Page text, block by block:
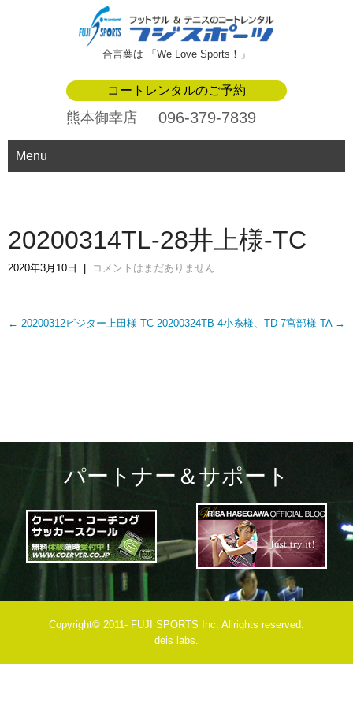
合言葉は 「We Love Sports！」
コートレンタルのご予約
熊本御幸店 096-379-7839
Menu
20200314TL-28井上様-TC
2020年3月10日 コメントはまだありません
Post
← 20200312ビジター上田様-TC 20200324TB-4小糸様、TD-7宮部様-TA →
パートナー＆サポート
Copyright© 2011- FUJI SPORTS Inc. Allrights reserved.
deis labs.